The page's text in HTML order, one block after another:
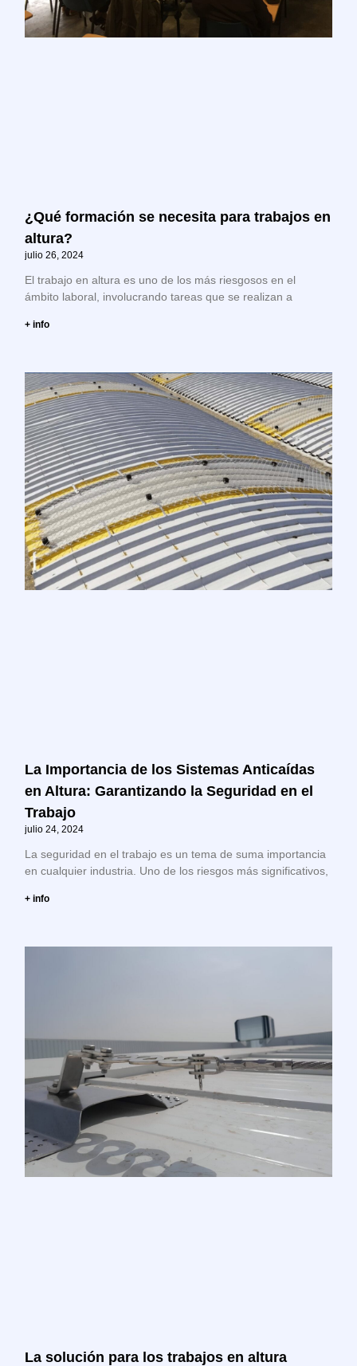
¿Qué formación se necesita para trabajos en
altura?
julio 26, 2024
El trabajo en altura es uno de los más riesgosos en el
ámbito laboral, involucrando tareas que se realizan a
+ info
La Importancia de los Sistemas Anticaídas
en Altura: Garantizando la Seguridad en el
Trabajo
julio 24, 2024
La seguridad en el trabajo es un tema de suma importancia
en cualquier industria. Uno de los riesgos más significativos,
+ info
La solución para los trabajos en altura